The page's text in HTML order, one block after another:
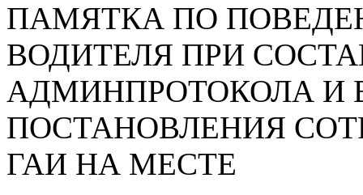
ПАМЯТКА ПО
ВОДИТЕЛЯ ПРИ
АДМИНПРОТОКОЛА И
ПОСТАНОВЛЕНИЯ
ГАИ НА МЕСТЕ